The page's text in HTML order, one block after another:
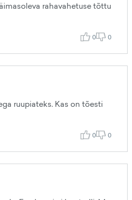
rahavahetuse tõttu
0 0
ruupiateks. Kas on tõesti
0 0